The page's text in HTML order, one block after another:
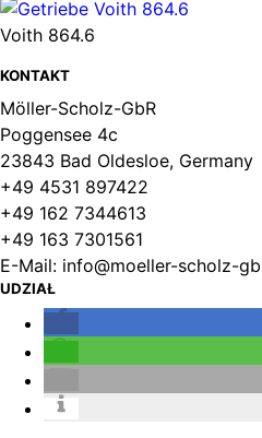
Voith 864.6
KONTAKT
Möller-Scholz-GbR
Poggensee 4c
23843 Bad Oldesloe, Germany
+49 4531 897422
+49 162 7344613
+49 163 7301561
E-Mail: info@moeller-scholz-
UDZIAŁ